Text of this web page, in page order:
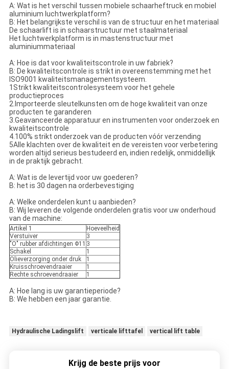
A: Wat is het verschil tussen mobiele schaarheftruck en mobiel
aluminium luchtwerkplatform?
B: Het belangrijkste verschil is van de structuur en het materiaal
De schaarlift is in schaarstructuur met staalmateriaal
Het luchtwerkplatform is in mastenstructuur met
aluminiummateriaal
A: Hoe is dat voor kwaliteitscontrole in uw fabriek?
B: De kwaliteitscontrole is strikt in overeenstemming met het
ISO9001 kwaliteitsmanagementsysteem.
1Strikt kwaliteitscontrolesysteem voor het gehele
productieproces
2.Importeerde sleutelkunsten om de hoge kwaliteit van onze
producten te garanderen
3.Geavanceerde apparatuur en instrumenten voor onderzoek en
kwaliteitscontrole
4.100% strikt onderzoek van de producten vóór verzending
5Alle klachten over de kwaliteit en de vereisten voor verbetering
worden altijd serieus bestudeerd en, indien redelijk, onmiddellijk
in de praktijk gebracht.
A: Wat is de levertijd voor uw goederen?
B: het is 30 dagen na orderbevestiging
A: Welke onderdelen kunt u aanbieden?
B: Wij leveren de volgende onderdelen gratis voor uw onderhoud
van de machine:
Artikel 1
Hoeveelheid
Verstuiver
3
"O" rubber afdichtingen Φ11 3
Schakel
1
Olieverzorging onder druk
1
Kruisschroevendraaier
1
Rechte schroevendraaier
1
A: Hoe lang is uw garantieperiode?
B: We hebben een jaar garantie.
Hydraulische Ladingslift verticale lifttafel vertical lift table
Krijg de beste prijs voor